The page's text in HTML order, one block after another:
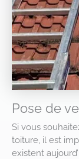
Pose de
Si vous
toiture, il est
existent